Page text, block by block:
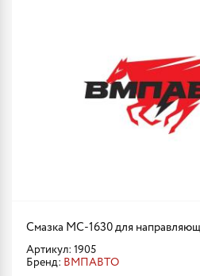
Смазка МС-1630 для
Артикул: 1905
Бренд: ВМПАВТО